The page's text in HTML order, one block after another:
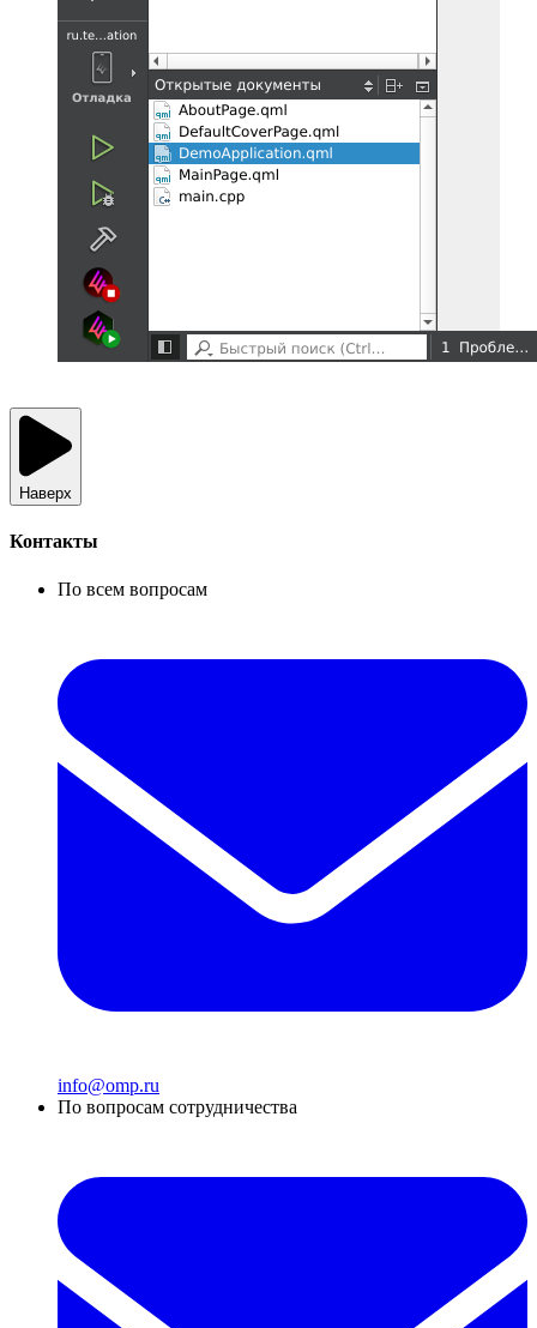
Наверх
Контакты
По всем вопросам
info@omp.ru
По вопросам сотрудничества